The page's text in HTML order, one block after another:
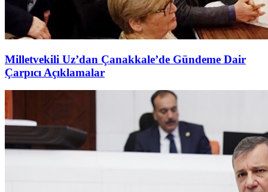
Milletvekili Uz’dan Çanakkale’de Gündeme Dair
Çarpıcı Açıklamalar